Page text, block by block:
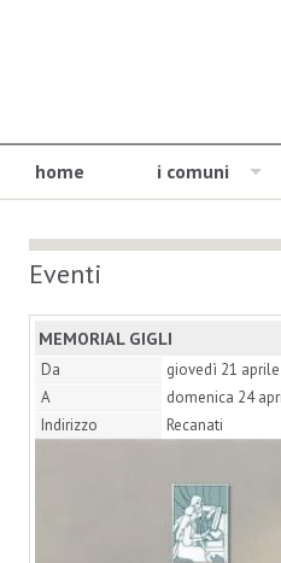
home i comuni
Eventi
MEMORIAL GIGLI
Da
giovedì 21
A
domenica 24
Indirizzo
Recanati